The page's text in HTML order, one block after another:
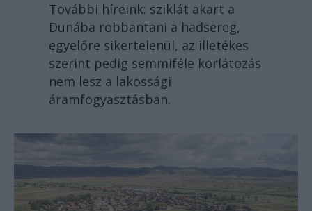
További híreink: sziklát akart a
Dunába robbantani a hadsereg,
egyelőre sikertelenül, az illetékes
szerint pedig semmiféle korlátozás
nem lesz a lakossági
áramfogyasztásban.